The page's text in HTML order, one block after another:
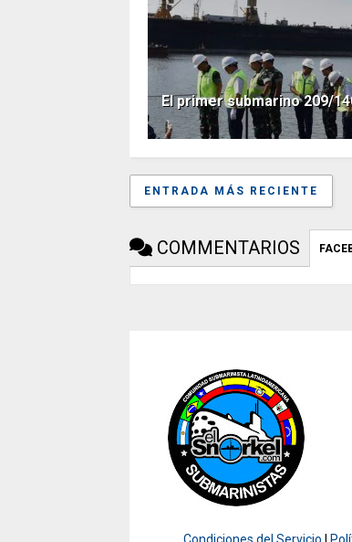
El primer submarino 209/
ENTRADA MÁS RECIENTE
COMMENTARIOS